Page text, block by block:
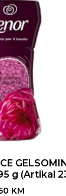
g (Artikal
KM